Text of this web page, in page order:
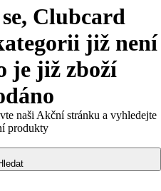
Clubcard
již není
je již zboží
naši Akční stránku a vyhledejte
produkty